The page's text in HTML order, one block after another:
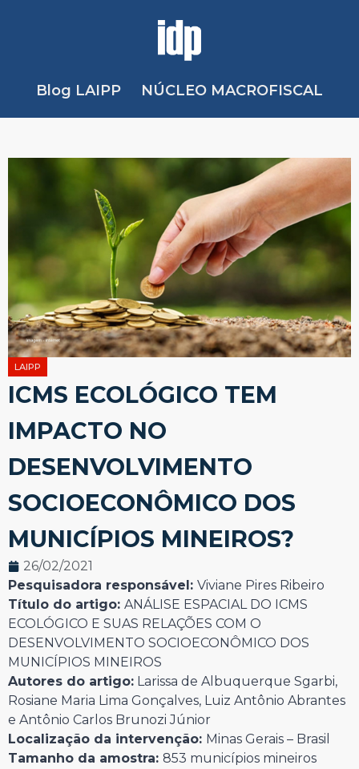
Blog LAIPP NÚCLEO MACROFISCAL
LAIPP
ICMS ECOLÓGICO TEM
IMPACTO NO
DESENVOLVIMENTO
SOCIOECONÔMICO DOS
MUNICÍPIOS MINEIROS?
26/02/2021
Pesquisadora responsável: Viviane Pires Ribeiro
Título do artigo: ANÁLISE ESPACIAL DO ICMS
ECOLÓGICO E SUAS RELAÇÕES COM O
DESENVOLVIMENTO SOCIOECONÔMICO DOS
MUNICÍPIOS MINEIROS
Autores do artigo: Larissa de Albuquerque Sgarbi,
Rosiane Maria Lima Gonçalves, Luiz Antônio Abrantes
e Antônio Carlos Brunozi Júnior
Localização da intervenção: Minas Gerais – Brasil
Tamanho da amostra: 853 municípios mineiros